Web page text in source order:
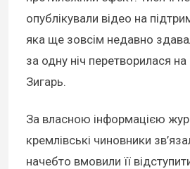
опублікували відео на
яка ще зовсім недавно
за одну ніч перетворилася
Зигарь.
За власною інформацією
кремлівські чиновники
начебто вмовили її